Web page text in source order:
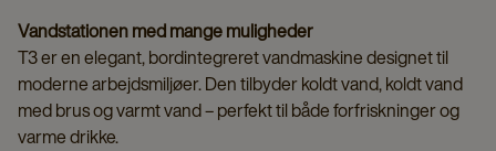
Vandstationen med mange muligheder
T3 er en elegant, bordintegreret vandmaskine designet til
moderne arbejdsmiljøer. Den tilbyder koldt vand, koldt vand
med brus og varmt vand – perfekt til både forfriskninger og
varme drikke.